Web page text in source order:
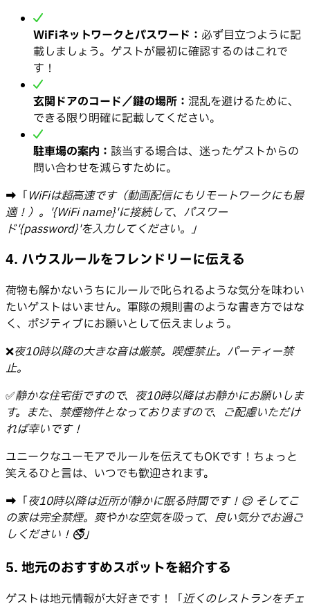
WiFiネットワークとパスワード： 必ず目立つように記
載しましょう。ゲストが最初に確認するのはこれで
す！
玄関ドアのコード／鍵の場所： 混乱を避けるために、
できる限り明確に記載してください。
駐車場の案内： 該当する場合は、迷ったゲストからの
問い合わせを減らすために。
➡️「WiFiは超高速です（動画配信にもリモートワークにも最
適！）。'{WiFi name}'に接続して、パスワー
ド'{password}'を入力してください。」
4. ハウスルールをフレンドリーに伝える
荷物も解かないうちにルールで叱られるような気分を味わい
たいゲストはいません。軍隊の規則書のような書き方ではな
く、ポジティブにお願いとして伝えましょう。
❌夜10時以降の大きな音は厳禁。喫煙禁止。パーティー禁
止。
✅静かな住宅街ですので、夜10時以降はお静かにお願いしま
す。また、禁煙物件となっておりますので、ご配慮いただけ
れば幸いです！
ユニークなユーモアでルールを伝えてもOKです！ちょっと
笑えるひと言は、いつでも歓迎されます。
➡️「夜10時以降は近所が静かに眠る時間です！😌 そしてこ
の家は完全禁煙。爽やかな空気を吸って、良い気分でお過ご
しください！🚭」
5. 地元のおすすめスポットを紹介する
ゲストは地元情報が大好きです！「近くのレストランをチェ